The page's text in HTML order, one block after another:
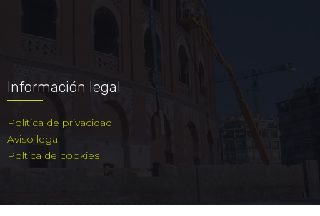
Información legal
Política de privacidad
Aviso legal
Poltica de cookies